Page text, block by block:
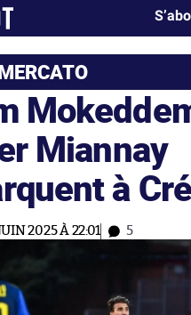
Miannay
à
2025 À 22:01 5